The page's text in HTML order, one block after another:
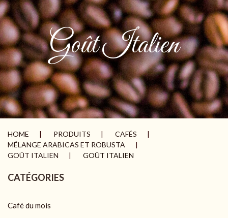
Goût Italien
HOME PRODUITS
CAFÉS
MÉLANGE ARABICAS ET ROBUSTA
GOÛT ITALIEN
GOÛT ITALIEN
CATÉGORIES
Café du mois